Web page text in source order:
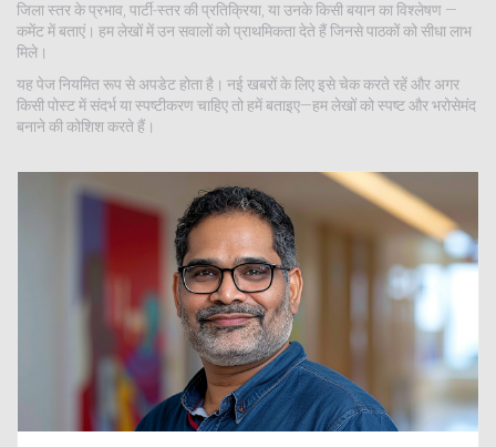
जिला स्तर के प्रभाव, पार्टी-स्तर की प्रतिक्रिया, या उनके किसी बयान का विश्लेषण —
कमेंट में बताएं। हम लेखों में उन सवालों को प्राथमिकता देते हैं जिनसे पाठकों को सीधा लाभ
मिले।
यह पेज नियमित रूप से अपडेट होता है। नई खबरों के लिए इसे चेक करते रहें और अगर
किसी पोस्ट में संदर्भ या स्पष्टीकरण चाहिए तो हमें बताइए—हम लेखों को स्पष्ट और भरोसेमंद
बनाने की कोशिश करते हैं।